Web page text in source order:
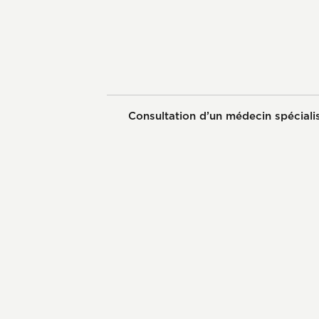
Consultation d’un médecin